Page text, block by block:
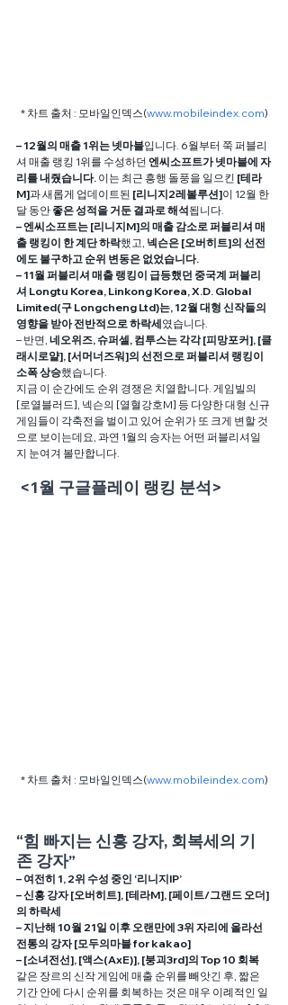
* 차트 출처 : 모바일인덱스(www.mobileindex.com)
– 12월의 매출 1위는 넷마블입니다. 6월부터 쭉 퍼블리
셔 매출 랭킹 1위를 수성하던 엔씨소프트가 넷마블에 자
리를 내줬습니다. 이는 최근 흥행 돌풍을 일으킨 [테라
M]과 새롭게 업데이트된 [리니지2레볼루션]이 12월 한
달 동안 좋은 성적을 거둔 결과로 해석됩니다.
– 엔씨소프트는 [리니지M]의 매출 감소로 퍼블리셔 매
출 랭킹이 한 계단 하락했고, 넥슨은 [오버히트]의 선전
에도 불구하고 순위 변동은 없었습니다.
– 11월 퍼블리셔 매출 랭킹이 급등했던 중국계 퍼블리
셔 Longtu Korea, Linkong Korea, X.D. Global
Limited(구 Longcheng Ltd)는, 12월 대형 신작들의
영향을 받아 전반적으로 하락세였습니다.
– 반면, 네오위즈, 슈퍼셀, 컴투스는 각각 [피망포커], [클
래시로얄], [서머너즈워]의 선전으로 퍼블리셔 랭킹이
소폭 상승했습니다.
지금 이 순간에도 순위 경쟁은 치열합니다. 게임빌의
[로열블러드], 넥슨의 [열혈강호M] 등 다양한 대형 신규
게임들이 각축전을 벌이고 있어 순위가 또 크게 변할 것
으로 보이는데요, 과연 1월의 승자는 어떤 퍼블리셔일
지 눈여겨 볼만합니다.
<1월 구글플레이 랭킹 분석>
* 차트 출처 : 모바일인덱스(www.mobileindex.com)
“힘 빠지는 신흥 강자, 회복세의 기
존 강자”
– 여전히 1, 2위 수성 중인 ‘리니지IP’
– 신흥 강자 [오버히트], [테라M], [페이트/그랜드 오더]
의 하락세
– 지난해 10월 21일 이후 오랜만에 3위 자리에 올라선
전통의 강자 [모두의마블 for kakao]
– [소녀전선], [액스(AxE)], [붕괴3rd]의 Top 10 회복
같은 장르의 신작 게임에 매출 순위를 빼앗긴 후, 짧은
기간 안에 다시 순위를 회복하는 것은 매우 이례적인 일